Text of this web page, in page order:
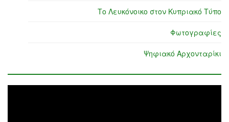
Το Λευκόνοικο στον Κυπριακό Τύπο
Φωτογραφίες
Ψηφιακό Αρχονταρίκι